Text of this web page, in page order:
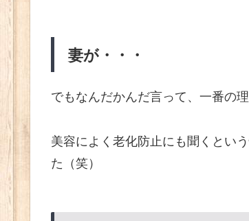
妻が・・・
でもなんだかんだ言って、一番の
美容によく老化防止にも聞くとい
た（笑）